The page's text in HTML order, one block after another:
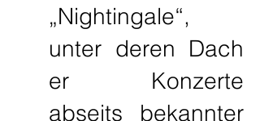
„Nightingale“,
unter deren Dach
er Konzerte
abseits bekannter